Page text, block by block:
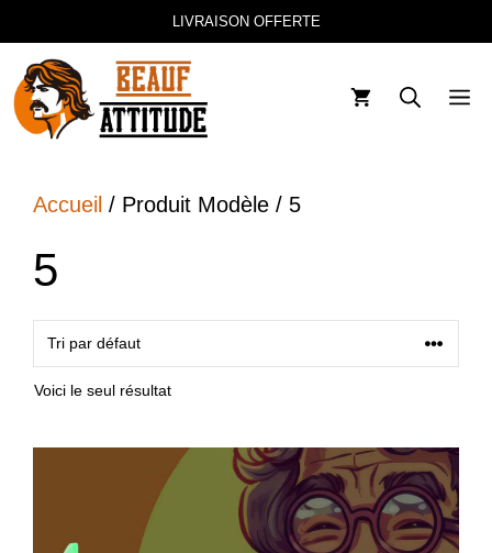
au
contenu
LIVRAISON OFFERTE
Accueil / Produit Modèle / 5
5
Voici le seul résultat